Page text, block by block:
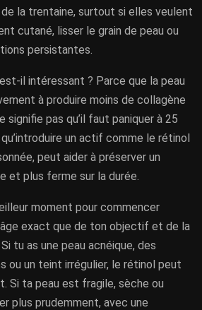
la trentaine, surtout si elles veulent
cutané, lisser le grain de peau ou
persistantes.
il intéressant ? Parce que la peau
à produire moins de collagène
signifie pas qu’il faut paniquer à 25
un actif comme le rétinol
peut aider à préserver un
et plus ferme sur la durée.
moment pour commencer
exact que de ton objectif et de la
tu as une peau acnéique, des
ou un teint irrégulier, le rétinol peut
Si ta peau est fragile, sèche ou
plus prudemment, avec une